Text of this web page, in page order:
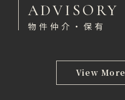
ADVISORY
物件仲介・保有
View More